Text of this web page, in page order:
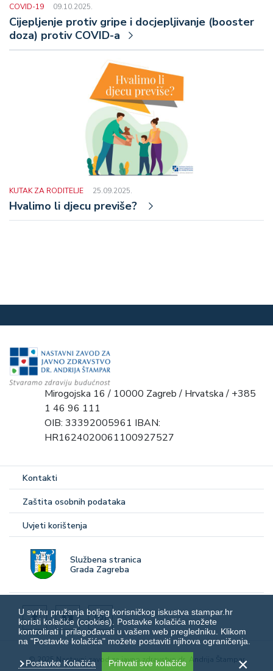
COVID-19 09.10.2025.
Cijepljenje protiv gripe i docjepljivanje (booster
doza) protiv COVID-a
KUTAK ZA RODITELJE 25.09.2025.
Hvalimo li djecu previše?
Mirogojska 16 / 10000 Zagreb / Hrvatska / +385
1 46 96 111
OIB: 33392005961 IBAN:
HR1624020061100927527
Kontakti
Zaštita osobnih podataka
Uvjeti korištenja
Službena stranica
Grada Zagreba
© 2025 Nastavni zavod za javno zdravstvo dr. Andrija Štampar
U svrhu pružanja boljeg korisničkog iskustva stampar.hr
koristi kolačiće (cookies). Postavke kolačića možete
kontrolirati i prilagođavati u vašem web pregledniku. Klikom
na "Postavke kolačića" možete postaviti njihova ograničenja.
Postavke Kolačića Prihvati sve kolačiće